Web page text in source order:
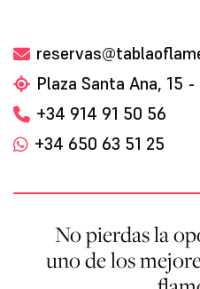
Plaza Santa Ana, 15
+34 914 91 50 56
+34 650 63 51 25
No pierdas la
uno de los